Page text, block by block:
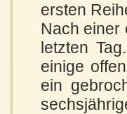
ersten
Nach einer
letzten
einige
ein